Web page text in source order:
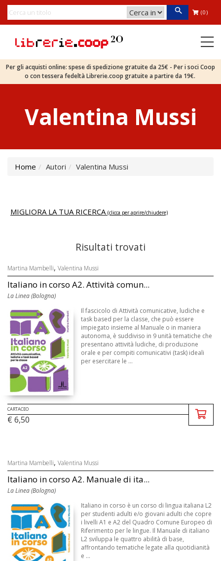
(0)
Per gli acquisti online: spese di spedizione gratuite da 25€ - Per i soci Coop
o con tessera fedeltà Librerie.coop gratuite a partire da 19€.
Valentina Mussi
Home Autori Valentina Mussi
MIGLIORA LA TUA RICERCA (clicca per aprire/chiudere)
Risultati trovati
Martina Mambelli, Valentina Mussi
Italiano in corso A2. Attività comun...
La Linea (Bologna)
Il fascicolo di Attività comunicative, ludiche e
task based per la classe, che può essere
impiegato insieme al Manuale o in maniera
autonoma, è suddiviso in 9 unità tematiche che
presentano attività ludiche, di produzione
orale e per compiti comunicativi (task) ideali
per esercitare le ...
CARTACEO
€ 6,50
Martina Mambelli, Valentina Mussi
Italiano in corso A2. Manuale di ita...
La Linea (Bologna)
Italiano in corso è un corso di lingua italiana L2
per studenti adulti e/o giovani adulti che copre
i livelli A1 e A2 del Quadro Comune Europeo di
Riferimento per le lingue. Il Manuale di italiano
L2 sviluppa le quattro abilità di base,
affrontando tematiche legate alla quotidianità
e ...